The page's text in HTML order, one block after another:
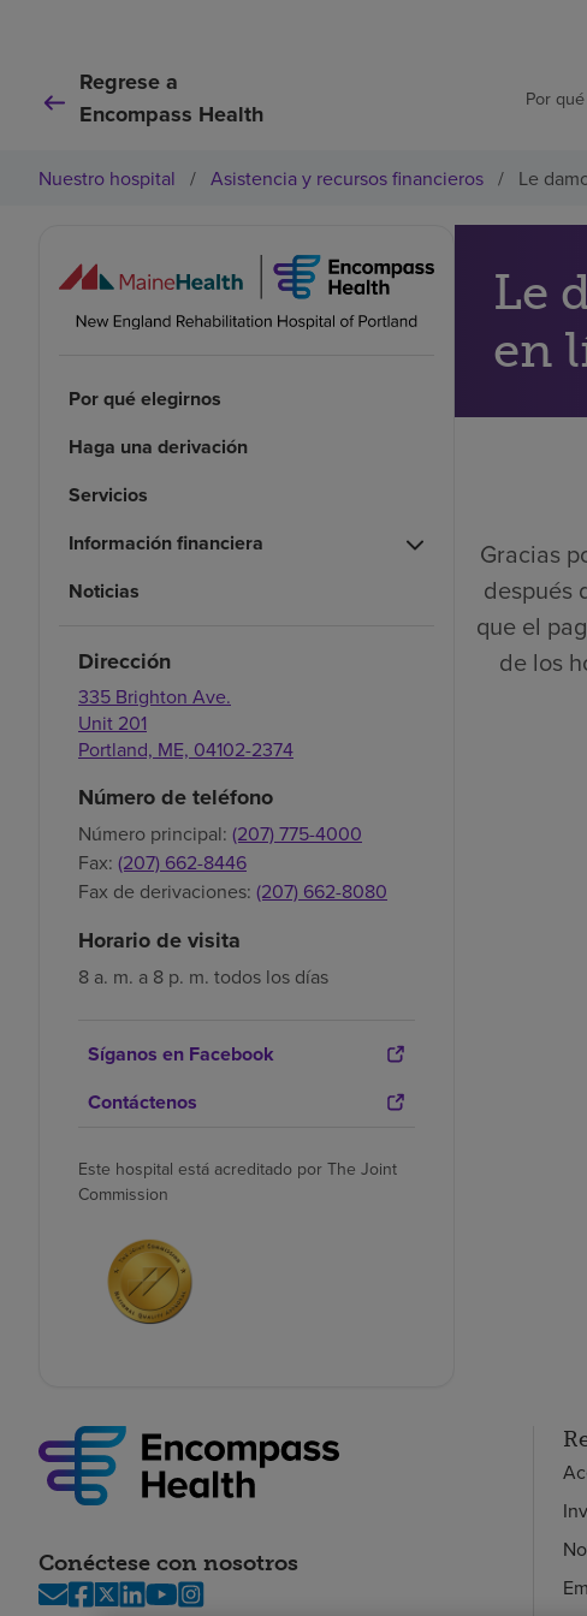
Regrese a
Encompass Health
Por
Nuestro hospital / Asistencia y recursos financieros / Le
Por qué elegirnos
Haga una derivación
Servicios
Información financiera
Noticias
Dirección
335 Brighton Ave.
Unit 201
Portland, ME, 04102-2374
Número de teléfono
Número principal: (207) 775-4000
Fax: (207) 662-8446
Fax de derivaciones: (207) 662-8080
Horario de visita
8 a. m. a 8 p. m. todos los días
Síganos en Facebook
Contáctenos
Este hospital está acreditado por The Joint
Commission
Le
en
Gracias
después
que el
de los
Conéctese con nosotros